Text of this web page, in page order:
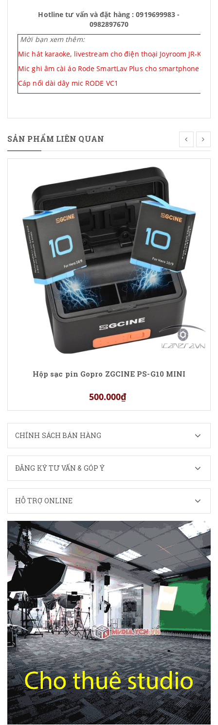
Hotline tư vấn và đặt hàng : 0919699983 -
0982897670
Mời bạn xem thêm:
Mic hát karaoke, livestream cho điện thoại Joyroom JR-K1
Mic ghi âm cài áo Rode SmartLav Plus cho smartphone
Cáp nối dài dây mic RODE VC1
SẢN PHẨM LIÊN QUAN
Hộp sạc pin Gopro ZGCINE PS-G10 MINI
500.000₫
CHÍNH SÁCH BÁN HÀNG
ĐĂNG KÝ TƯ VẤN & GÓP Ý
HỖ TRỢ ONLINE